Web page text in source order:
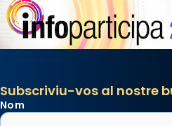
Subscriviu-vos al nostre
Nom